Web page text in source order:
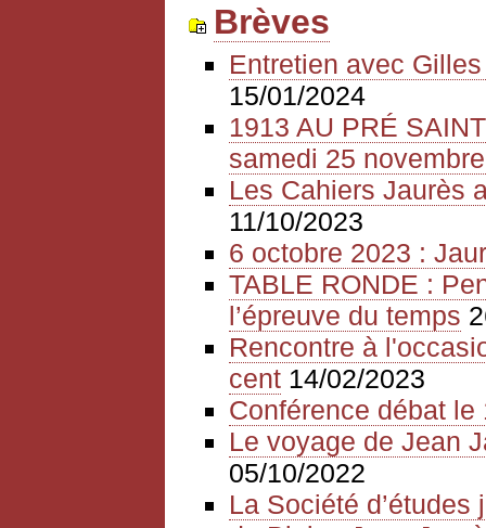
Brèves
Entretien avec
15/01/2024
1913 AU PRÉ
samedi 25
Les Cahiers Jaurès
11/10/2023
6 octobre 2023 :
TABLE RONDE :
l’épreuve du temps
Rencontre à
cent 14/02/2023
Conférence débat
Le voyage de Jean
05/10/2022
La Société